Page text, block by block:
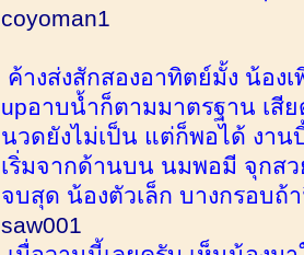
coyoman1
ค้างส่งสักสองอาทิตย์มั้ง น้อง
upอาบน้ำก็ตามมาตรฐาน เสีย
นวดยังไม่เป็น แต่ก็พอได้ งาน
เริ่มจากด้านบน นมพอมี จุกส
จบสุด น้องตัวเล็ก บางกรอบถ้
saw001